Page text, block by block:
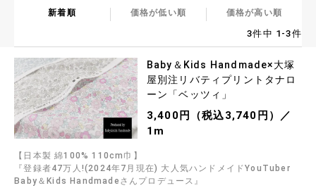
新着順 価格が低い順 価格が高い順
3件中 1-3件
Baby＆Kids Handmade×大塚
屋別注リバティプリントタナロ
ーン「ベッツィ」
3,400円（税込3,740円）／
1m
【日本製 綿100% 110cm巾】
『登録者47万人!(2024年7月現在) 大人気ハンドメイドYouTuber
Baby＆Kids Handmadeさんプロデュース』